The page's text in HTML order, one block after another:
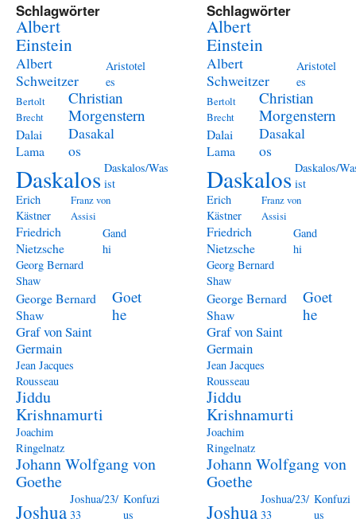
Schlagwörter
Albert
Einstein
Albert
Schweitzer
Aristotel
es
Bertolt
Brecht
Christian
Morgenstern
Dalai
Lama
Dasakal
os
Daskalos Daskalos/Was
ist
Erich
Kästner
Franz von
Assisi
Friedrich
Nietzsche
Gand
hi
Georg Bernard
Shaw
George Bernard
Shaw
Goet
he
Graf von Saint
Germain
Jean Jacques
Rousseau
Jiddu
Krishnamurti
Joachim
Ringelnatz
Johann Wolfgang von
Goethe
Joshua
Joshua/23/
33
Konfuzi
us
Schlagwörter
Albert
Einstein
Albert
Schweitzer
Aristotel
es
Bertolt
Brecht
Christian
Morgenstern
Dalai
Lama
Dasakal
os
Daskalos Daskalos/
ist
Erich
Kästner
Franz von
Assisi
Friedrich
Nietzsche
Gand
hi
Georg Bernard
Shaw
George Bernard
Shaw
Goet
he
Graf von Saint
Germain
Jean Jacques
Rousseau
Jiddu
Krishnamurti
Joachim
Ringelnatz
Johann Wolfgang von
Goethe
Joshua
Joshua/23/
33
Konfuzi
us